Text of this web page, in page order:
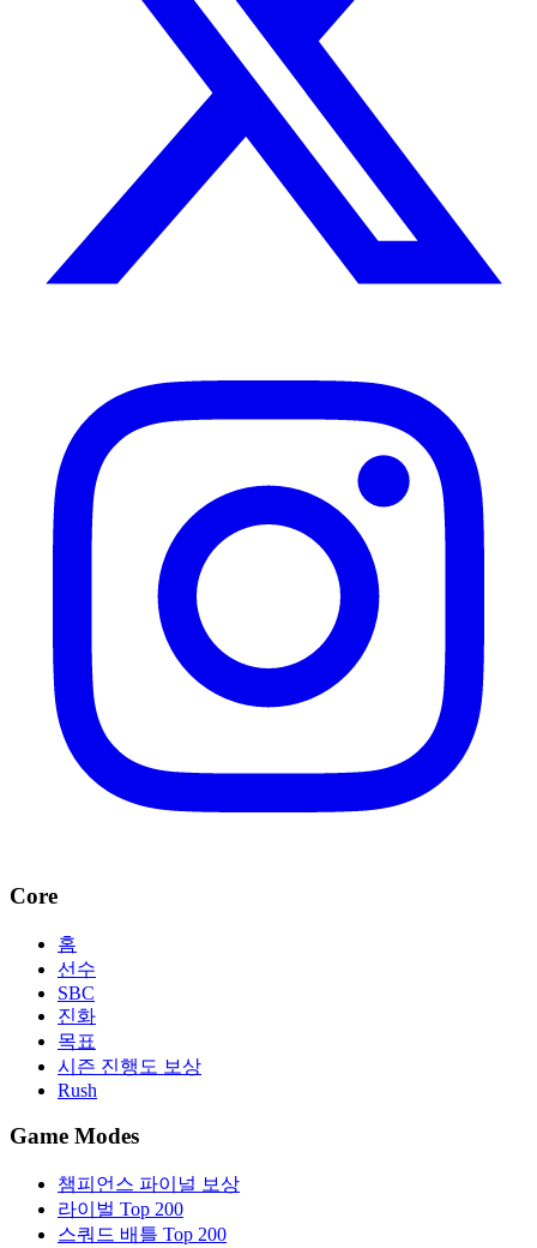
Core
홈
선수
SBC
진화
목표
시즌 진행도 보상
Rush
Game Modes
챔피언스 파이널 보상
라이벌 Top 200
스쿼드 배틀 Top 200